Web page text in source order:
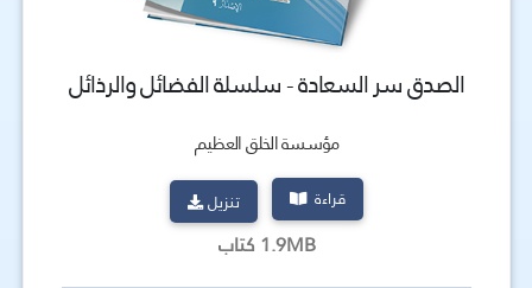
الصدق سر السعادة - سلسلة الفضائل والرذائل
مؤسسة الخلق العظيم
قراءة تنزيل
1.9MB كتاب